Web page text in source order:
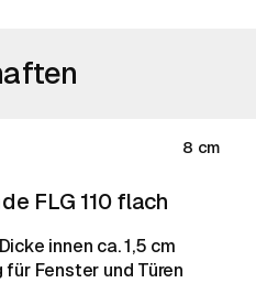
8 cm
FLG 110 flach
innen ca. 1,5 cm
für Fenster und Türen